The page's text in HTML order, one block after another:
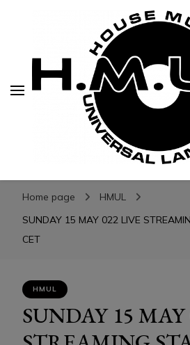
H.M.U.L.
H.M.U.L.
Home page
HMUL
SUNDAY 15 MAY 022 LIVE
CET
HMUL
SUNDAY 15